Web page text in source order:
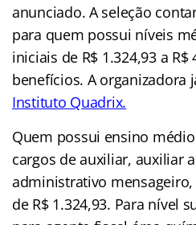
anunciado. A seleção
para quem possui níveis
iniciais de R$ 1.324,93 a R$
benefícios. A organizadora
Instituto Quadrix.
Quem possui ensino
cargos de auxiliar, auxiliar
administrativo
de R$ 1.324,93. Para nível